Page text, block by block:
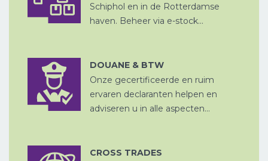
Schiphol en in de Rotterdamse
haven. Beheer via e-stock...
DOUANE
DOUANE & BTW
Onze gecertificeerde en ruim
ervaren declaranten helpen en
adviseren u in alle aspecten...
CHINA
PER SPOOR
CROSS TRADES